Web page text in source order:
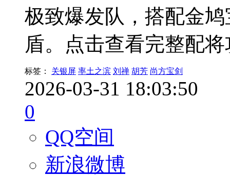
极致爆发队，搭配金
盾。点击查看完整配
标签： 关银屏 率土之滨 刘禅 胡芳 尚方宝剑
2026-03-31 18:03:50
0
QQ空间
新浪微博